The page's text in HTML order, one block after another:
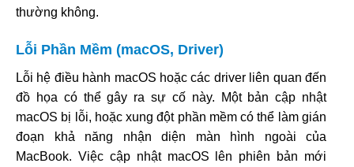
thường không.
Lỗi Phần Mềm (macOS, Driver)
Lỗi hệ điều hành macOS hoặc các driver liên quan đến
đồ họa có thể gây ra sự cố này. Một bản cập nhật
macOS bị lỗi, hoặc xung đột phần mềm có thể làm gián
đoạn khả năng nhận diện màn hình ngoài của
MacBook. Việc cập nhật macOS lên phiên bản mới